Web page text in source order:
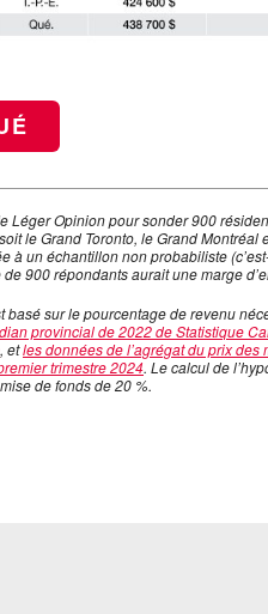
Léger Opinion pour sonder 900
le Grand Toronto, le Grand Montréal
à un échantillon non probabiliste
900 répondants aurait une marge
basé sur le pourcentage de revenu
provincial de 2022 de Statistique
, etles données de l’agrégat du prix des
trimestre 2024. Le calcul de
de fonds de 20 %.